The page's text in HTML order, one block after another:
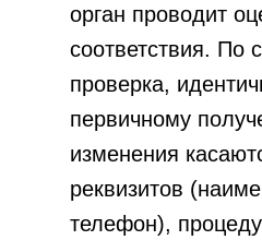
орган проводит
соответствия. По
проверка,
первичному
изменения
реквизитов
телефон),